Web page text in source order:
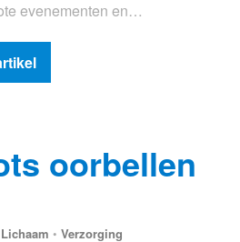
evenementen en…
oorbellen
Lichaam •Verzorging